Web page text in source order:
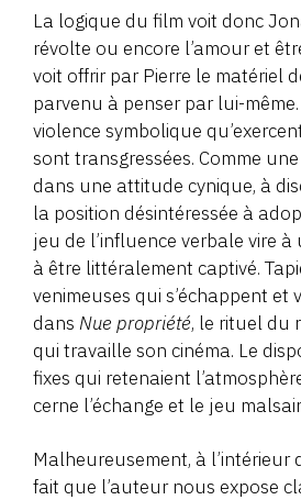
La logique du film voit donc
révolte ou encore l’amour et
voit offrir par Pierre le matériel
parvenu à penser par lui-
violence symbolique
sont transgressées. Comme
dans une attitude cynique, à
la position désintéressée à
jeu de l’influence verbale vire
à être littéralement captivé.
venimeuses qui s’échappent
dansNue propriété, le rituel du
qui travaille son cinéma. Le
fixes qui retenaient
cerne l’échange et le jeu
Malheureusement, à l’intérieur
fait que l’auteur nous expose